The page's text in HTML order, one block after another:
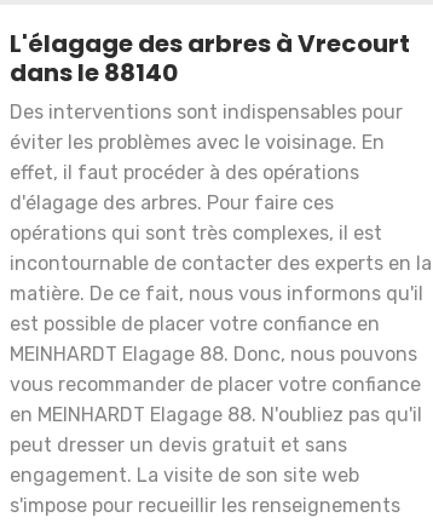
L'élagage des arbres à Vrecourt
dans le 88140
Des interventions sont indispensables pour
éviter les problèmes avec le voisinage. En
effet, il faut procéder à des opérations
d'élagage des arbres. Pour faire ces
opérations qui sont très complexes, il est
incontournable de contacter des experts en la
matière. De ce fait, nous vous informons qu'il
est possible de placer votre confiance en
MEINHARDT Elagage 88. Donc, nous pouvons
vous recommander de placer votre confiance
en MEINHARDT Elagage 88. N'oubliez pas qu'il
peut dresser un devis gratuit et sans
engagement. La visite de son site web
s'impose pour recueillir les renseignements